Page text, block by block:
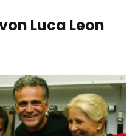
Luca Leon